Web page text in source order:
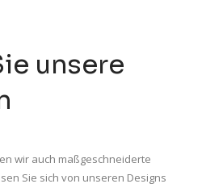
unsere
wir auch maßgeschneiderte
Sie sich von unseren Designs